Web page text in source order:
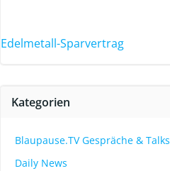
Edelmetall-Sparvertrag
Kategorien
Blaupause.TV Gespräche & Talks
Daily News